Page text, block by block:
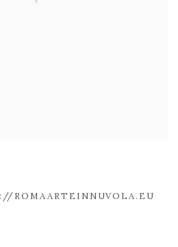
ROMAARTEINNUVOLA.EU